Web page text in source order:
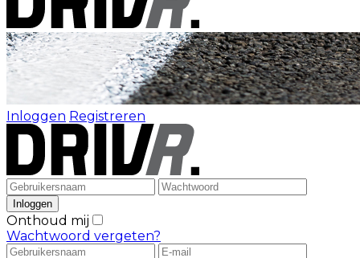
Inloggen Registreren
Onthoud mij
Wachtwoord vergeten?